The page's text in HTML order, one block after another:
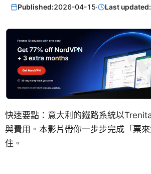
Published:2026-04-15· Last updated:
快速要點：意大利的鐵路系統以
與費用。本影片帶你一步步完成「票
住。